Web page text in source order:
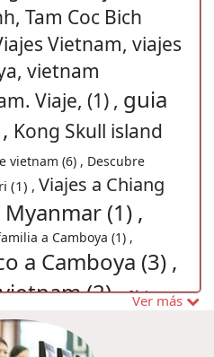
Tam Coc Bich
Vietnam, viajes
vietnam
Viaje, (1) , guia
Kong Skull island
vietnam (6) , Descubre
(1) , Viajes a Chiang
(1) ,
a Camboya (1) ,
a Camboya (3) ,
(2) ,férias na
(1) ,
(3) ,
Ver más